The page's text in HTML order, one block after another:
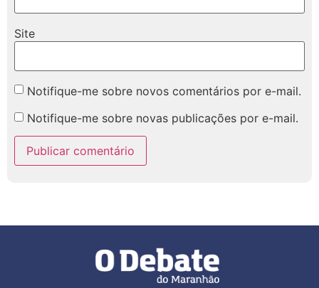
Site
Notifique-me sobre novos comentários por e-mail.
Notifique-me sobre novas publicações por e-mail.